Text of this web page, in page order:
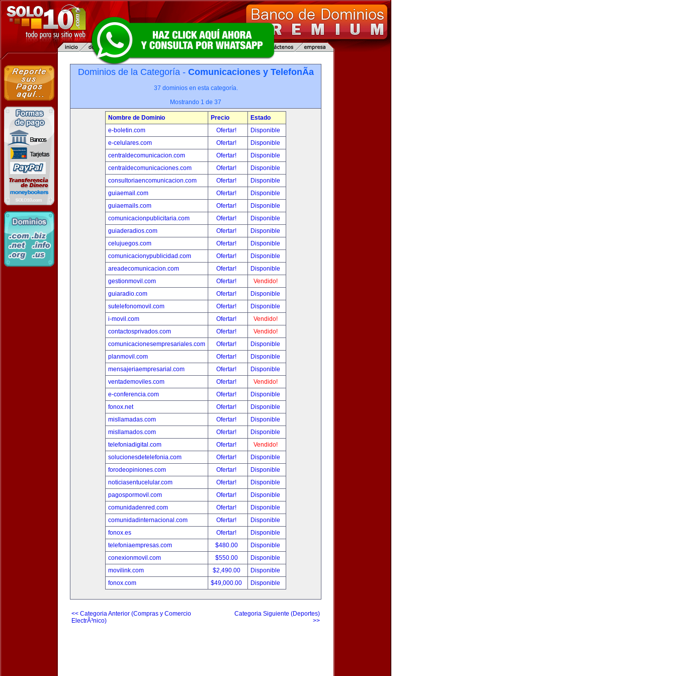
Dominios de la Categoría - Comunicaciones y TelefonÃ­a
37 dominios en esta categoría.
Mostrando 1 de 37
Nombre de Dominio Precio
Estado
e-boletin.com
Ofertar!
Disponible
e-celulares.com
Ofertar!
Disponible
centraldecomunicacion.com
Ofertar!
Disponible
centraldecomunicaciones.com
Ofertar!
Disponible
consultoriaencomunicacion.com
Ofertar!
Disponible
guiaemail.com
Ofertar!
Disponible
guiaemails.com
Ofertar!
Disponible
comunicacionpublicitaria.com
Ofertar!
Disponible
guiaderadios.com
Ofertar!
Disponible
celujuegos.com
Ofertar!
Disponible
comunicacionypublicidad.com
Ofertar!
Disponible
areadecomunicacion.com
Ofertar!
Disponible
gestionmovil.com
Ofertar!
Vendido!
guiaradio.com
Ofertar!
Disponible
sutelefonomovil.com
Ofertar!
Disponible
i-movil.com
Ofertar!
Vendido!
contactosprivados.com
Ofertar!
Vendido!
comunicacionesempresariales.com
Ofertar!
Disponible
planmovil.com
Ofertar!
Disponible
mensajeriaempresarial.com
Ofertar!
Disponible
ventademoviles.com
Ofertar!
Vendido!
e-conferencia.com
Ofertar!
Disponible
fonox.net
Ofertar!
Disponible
misllamadas.com
Ofertar!
Disponible
misllamados.com
Ofertar!
Disponible
telefoniadigital.com
Ofertar!
Vendido!
solucionesdetelefonia.com
Ofertar!
Disponible
forodeopiniones.com
Ofertar!
Disponible
noticiasentucelular.com
Ofertar!
Disponible
pagospormovil.com
Ofertar!
Disponible
comunidadenred.com
Ofertar!
Disponible
comunidadinternacional.com
Ofertar!
Disponible
fonox.es
Ofertar!
Disponible
telefoniaempresas.com
$480.00
Disponible
conexionmovil.com
$550.00
Disponible
movilink.com
$2,490.00
Disponible
fonox.com
$49,000.00 Disponible
<< Categoria Anterior (Compras y Comercio
ElectrÃ³nico)
Categoria Siguiente (Deportes)
>>